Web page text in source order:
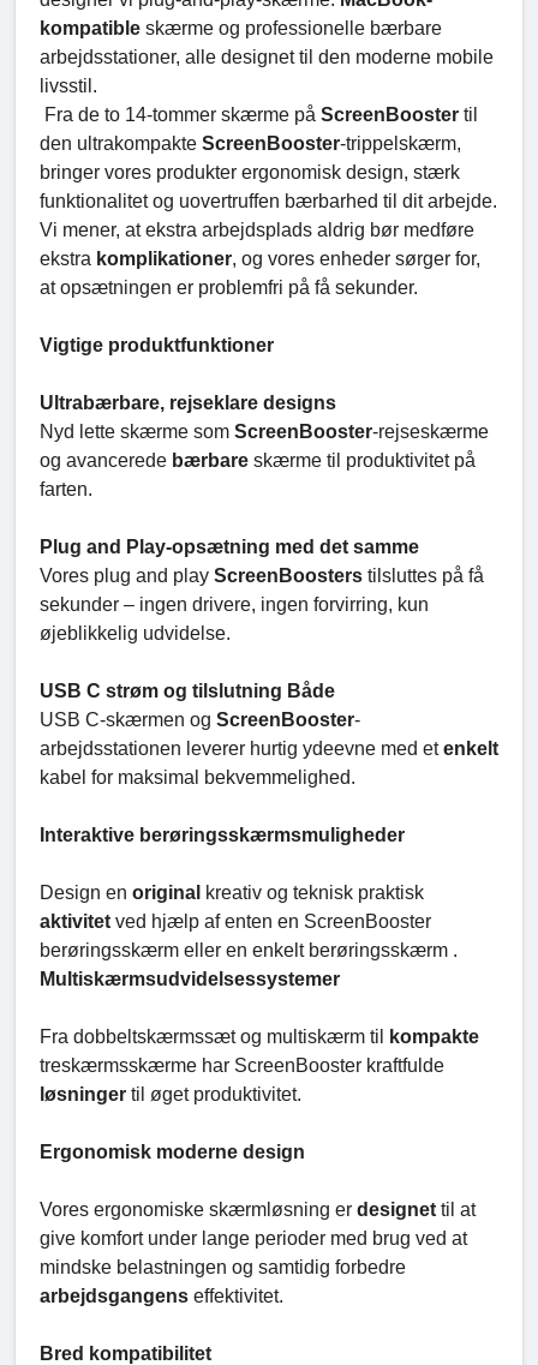
kompatible skærme og professionelle bærbare
arbejdsstationer, alle designet til den moderne mobile
livsstil.
Fra de to 14-tommer skærme på ScreenBooster til
den ultrakompakte ScreenBooster-trippelskærm,
bringer vores produkter ergonomisk design, stærk
funktionalitet og uovertruffen bærbarhed til dit arbejde.
Vi mener, at ekstra arbejdsplads aldrig bør medføre
ekstra komplikationer, og vores enheder sørger for,
at opsætningen er problemfri på få sekunder.
Vigtige produktfunktioner
Ultrabærbare, rejseklare designs
Nyd lette skærme som ScreenBooster-rejseskærme
og avancerede bærbare skærme til produktivitet på
farten.
Plug and Play-opsætning med det samme
Vores plug and play ScreenBoosters tilsluttes på få
sekunder – ingen drivere, ingen forvirring, kun
øjeblikkelig udvidelse.
USB C strøm og tilslutning Både
USB C-skærmen og ScreenBooster-
arbejdsstationen leverer hurtig ydeevne med etenkelt
kabel for maksimal bekvemmelighed.
Interaktive berøringsskærmsmuligheder
Design en original kreativ og teknisk praktisk
aktivitet ved hjælp af enten en ScreenBooster
berøringsskærm eller en enkelt berøringsskærm .
Multiskærmsudvidelsessystemer
Fra dobbeltskærmssæt og multiskærm til
kompakte
treskærmsskærme har ScreenBooster kraftfulde
løsninger til øget produktivitet.
Ergonomisk moderne design
Vores ergonomiske skærmløsning er designet til at
give komfort under lange perioder med brug ved at
mindske belastningen og samtidig forbedre
arbejdsgangens effektivitet.
Bred kompatibilitet